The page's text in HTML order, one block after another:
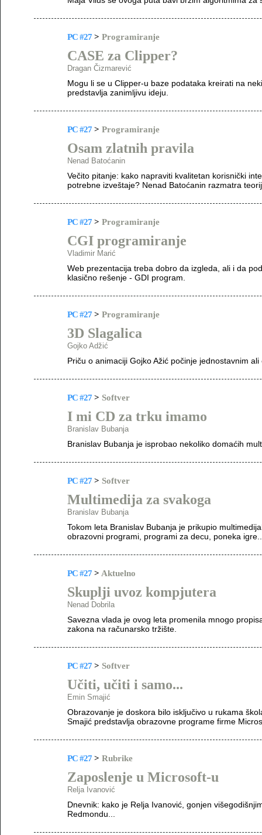
PC #27 > Programiranje
CASE za Clipper?
Dragan Čizmarević
Mogu li se u Clipper-u baze podataka kreirati na
predstavlja zanimljivu ideju.
PC #27 > Programiranje
Osam zlatnih pravila
Nenad Batoćanin
Večito pitanje: kako napraviti kvalitetan korisnički
potrebne izveštaje? Nenad Batoćanin razmatra
PC #27 > Programiranje
CGI programiranje
Vladimir Marić
Web prezentacija treba dobro da izgleda, ali i da
klasično rešenje - GDI program.
PC #27 > Programiranje
3D Slagalica
Gojko Adžić
Priču o animaciji Gojko Ažić počinje jednostavnim
PC #27 > Softver
I mi CD za trku imamo
Branislav Bubanja
Branislav Bubanja je isprobao nekoliko domaćih
PC #27 > Softver
Multimedija za svakoga
Branislav Bubanja
Tokom leta Branislav Bubanja je prikupio
obrazovni programi, programi za decu, poneka
PC #27 > Aktuelno
Skuplji uvoz kompjutera
Nenad Dobrila
Savezna vlada je ovog leta promenila mnogo
zakona na računarsko tržište.
PC #27 > Softver
Učiti, učiti i samo...
Emin Smajić
Obrazovanje je doskora bilo isključivo u rukama
Smajić predstavlja obrazovne programe firme
PC #27 > Rubrike
Zaposlenje u Microsoft-u
Relja Ivanović
Dnevnik: kako je Relja Ivanović, gonjen
Redmondu...